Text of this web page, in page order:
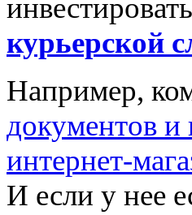
курьерской
Например,
документов и
интернет-
И если у нее